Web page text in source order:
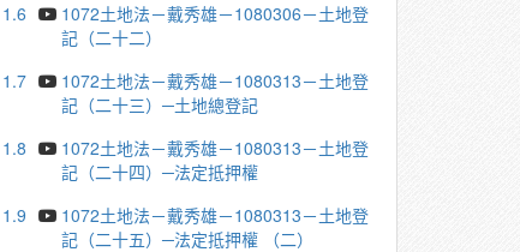
1.6
1072土地法－戴秀雄－1080306－土地登
記（二十二）
1.7
1072土地法－戴秀雄－1080313－土地登
記（二十三）─土地總登記
1.8
1072土地法－戴秀雄－1080313－土地登
記（二十四）─法定抵押權
1.9
1072土地法－戴秀雄－1080313－土地登
記（二十五）─法定抵押權 （二）